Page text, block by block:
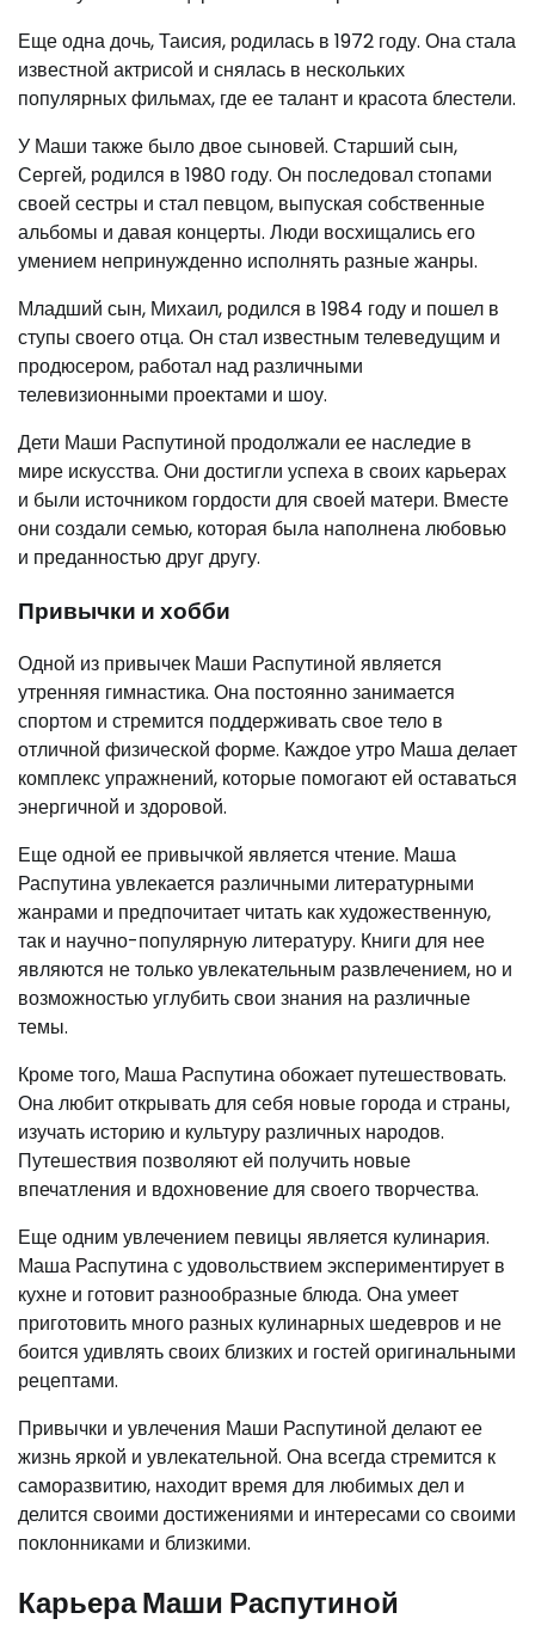
Еще одна дочь, Таисия, родилась в 1972 году. Она стала
известной актрисой и снялась в нескольких
популярных фильмах, где ее талант и красота блестели.
У Маши также было двое сыновей. Старший сын,
Сергей, родился в 1980 году. Он последовал стопами
своей сестры и стал певцом, выпуская собственные
альбомы и давая концерты. Люди восхищались его
умением непринужденно исполнять разные жанры.
Младший сын, Михаил, родился в 1984 году и пошел в
ступы своего отца. Он стал известным телеведущим и
продюсером, работал над различными
телевизионными проектами и шоу.
Дети Маши Распутиной продолжали ее наследие в
мире искусства. Они достигли успеха в своих карьерах
и были источником гордости для своей матери. Вместе
они создали семью, которая была наполнена любовью
и преданностью друг другу.
Привычки и хобби
Одной из привычек Маши Распутиной является
утренняя гимнастика. Она постоянно занимается
спортом и стремится поддерживать свое тело в
отличной физической форме. Каждое утро Маша делает
комплекс упражнений, которые помогают ей оставаться
энергичной и здоровой.
Еще одной ее привычкой является чтение. Маша
Распутина увлекается различными литературными
жанрами и предпочитает читать как художественную,
так и научно-популярную литературу. Книги для нее
являются не только увлекательным развлечением, но и
возможностью углубить свои знания на различные
темы.
Кроме того, Маша Распутина обожает путешествовать.
Она любит открывать для себя новые города и страны,
изучать историю и культуру различных народов.
Путешествия позволяют ей получить новые
впечатления и вдохновение для своего творчества.
Еще одним увлечением певицы является кулинария.
Маша Распутина с удовольствием экспериментирует в
кухне и готовит разнообразные блюда. Она умеет
приготовить много разных кулинарных шедевров и не
боится удивлять своих близких и гостей оригинальными
рецептами.
Привычки и увлечения Маши Распутиной делают ее
жизнь яркой и увлекательной. Она всегда стремится к
саморазвитию, находит время для любимых дел и
делится своими достижениями и интересами со своими
поклонниками и близкими.
Карьера Маши Распутиной